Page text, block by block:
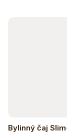
Bylinný čaj